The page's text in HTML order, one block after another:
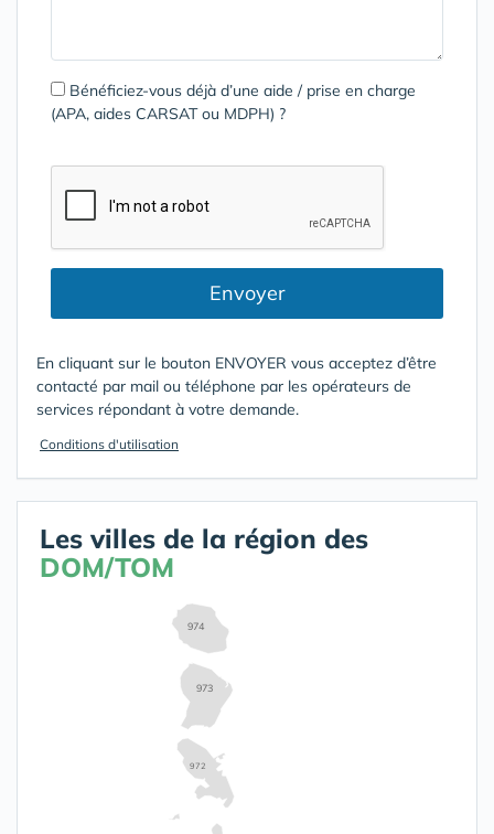
Bénéficiez-vous déjà d’une aide / prise en charge
(APA, aides CARSAT ou MDPH) ?
Envoyer
En cliquant sur le bouton ENVOYER vous acceptez d’être
contacté par mail ou téléphone par les opérateurs de
services répondant à votre demande.
Conditions d'utilisation
Les villes de la région des
DOM/TOM
972
973
974